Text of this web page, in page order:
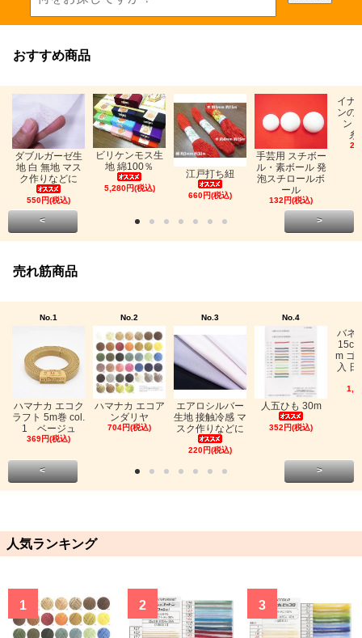
おすすめ商品
ダブルガーゼ生
地 白 無地 マス
ク作りなどに
550円(税込)
ビリケンモス生
地 綿100％
5,280円(税込)
江戸打ち紐
660円(税込)
手芸用 スチボー
ル・素ボール 発
泡スチロールボ
ール
132円(税込)
イナ
ンの
ン
糸
< >
売れ筋商品
No.1
ハマナカ エコク
ラフト 5m巻 col.
1 ベージュ
369円(税込)
No.2
ハマナカ エコア
ンダリヤ
704円(税込)
No.3
エアロシルバー
生地 接触冷感 マ
スク作りなどに
220円(税込)
No.4
人五ひも 30m
352円(税込)
バネ
m ゴ
入
< >
人気ランキング
1 2 3